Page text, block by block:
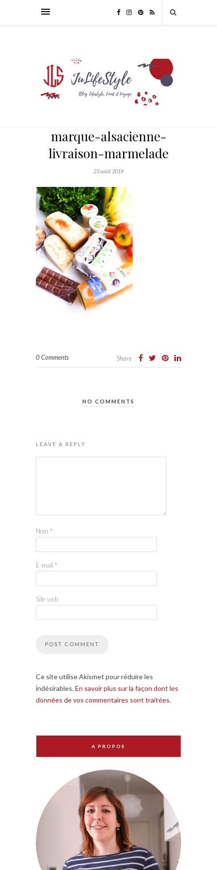
marque-alsacienne-
livraison-marmelade
23 août 2019
0 Comments Share
NO COMMENTS
LEAVE A REPLY
Nom *
E-mail *
Site web
Ce site utilise Akismet pour réduire les
indésirables.En savoir plus sur la façon dont les
données de vos commentaires sont traitées.
A PROPOS